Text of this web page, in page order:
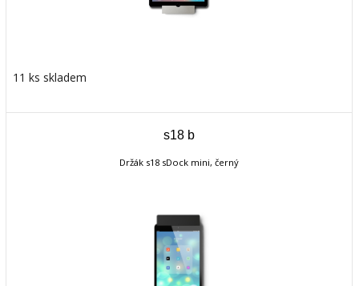
11 ks skladem
s18 b
Držák s18 sDock mini, černý